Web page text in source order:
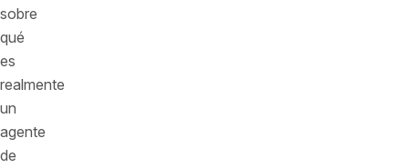
sobre
qué
es
realmente
un
agente
de